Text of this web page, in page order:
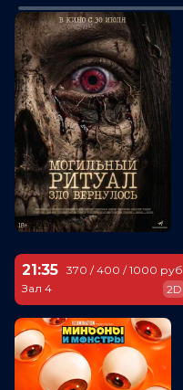
21:35
Зал 4
370 / 400 / 1000 руб.
2D